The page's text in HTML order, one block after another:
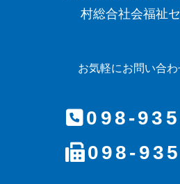
村総合社会福祉
お気軽にお問い合
098-
098-